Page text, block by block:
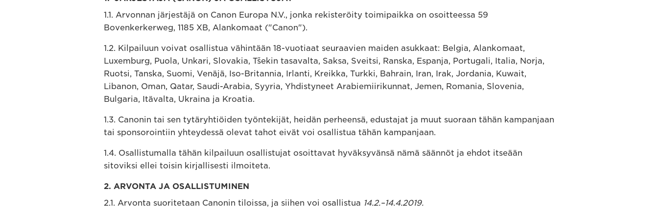
1.1. Arvonnan järjestäjä on Canon Europa N.V., jonka rekisteröity toimipaikka on osoitteessa 59
Bovenkerkerweg, 1185 XB, Alankomaat ("Canon").
1.2. Kilpailuun voivat osallistua vähintään 18-vuotiaat seuraavien maiden asukkaat: Belgia, Alankomaat,
Luxemburg, Puola, Unkari, Slovakia, Tšekin tasavalta, Saksa, Sveitsi, Ranska, Espanja, Portugali, Italia, Norja,
Ruotsi, Tanska, Suomi, Venäjä, Iso-Britannia, Irlanti, Kreikka, Turkki, Bahrain, Iran, Irak, Jordania, Kuwait,
Libanon, Oman, Qatar, Saudi-Arabia, Syyria, Yhdistyneet Arabiemiirikunnat, Jemen, Romania, Slovenia,
Bulgaria, Itävalta, Ukraina ja Kroatia.
1.3. Canonin tai sen tytäryhtiöiden työntekijät, heidän perheensä, edustajat ja muut suoraan tähän kampanjaan
tai sponsorointiin yhteydessä olevat tahot eivät voi osallistua tähän kampanjaan.
1.4. Osallistumalla tähän kilpailuun osallistujat osoittavat hyväksyvänsä nämä säännöt ja ehdot itseään
sitoviksi ellei toisin kirjallisesti ilmoiteta.
2. ARVONTA JA OSALLISTUMINEN
2.1. Arvonta suoritetaan Canonin tiloissa, ja siihen voi osallistua 14.2.–14.4.2019.